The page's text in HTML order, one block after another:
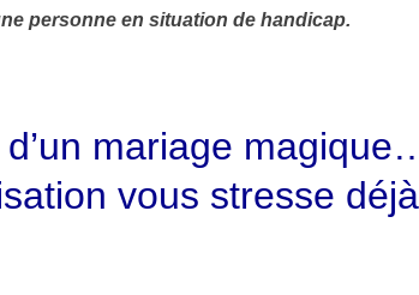
personne en situation de handicap.
mariage
vous stresse